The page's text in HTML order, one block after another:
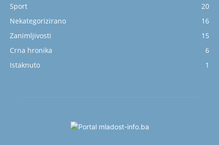
Sport
20
Nekategorizirano
16
Zanimljivosti
15
Crna hronika
6
Istaknuto
1